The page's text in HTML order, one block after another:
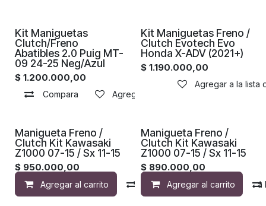
Kit Maniguetas
Clutch/Freno
Abatibles 2.0 Puig MT-
09 24-25 Neg/Azul
$ 1.200.000,00
Compara Agregar a la lista de deseos
Kit Maniguetas Freno /
Clutch Evotech Evo
Honda X-ADV (2021+)
$1.190.000,00
Agregar a la lista
Manigueta Freno /
Clutch Kit Kawasaki
Z1000 07-15 / Sx 11-15
$ 950.000,00
Agregar al carrito Compara Agregar a la
Manigueta Freno /
Clutch Kit Kawasaki
Z1000 07-15 / Sx 11-15
$ 890.000,00
Agregar al carrito